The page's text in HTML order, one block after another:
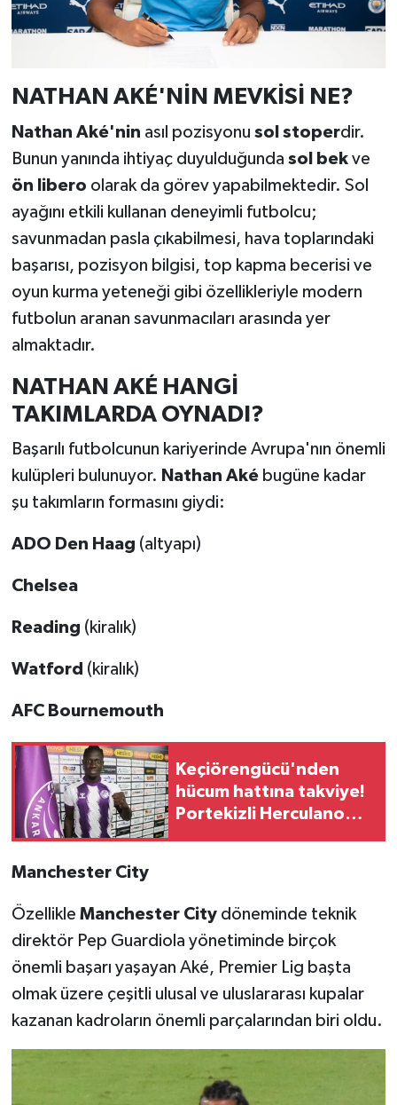
NATHAN AKÉ'NİN MEVKİSİ NE?
Nathan Aké'nin asıl pozisyonu sol stoperdir.
Bunun yanında ihtiyaç duyulduğunda sol bekve
ön libero olarak da görev yapabilmektedir. Sol
ayağını etkili kullanan deneyimli futbolcu;
savunmadan pasla çıkabilmesi, hava toplarındaki
başarısı, pozisyon bilgisi, top kapma becerisi ve
oyun kurma yeteneği gibi özellikleriyle modern
futbolun aranan savunmacıları arasında yer
almaktadır.
NATHAN AKÉ HANGİ
TAKIMLARDA OYNADI?
Başarılı futbolcunun kariyerinde Avrupa'nın önemli
kulüpleri bulunuyor. Nathan Akébugüne kadar
şu takımların formasını giydi:
ADO Den Haag (altyapı)
Chelsea
Reading (kiralık)
Watford (kiralık)
AFC Bournemouth
Keçiörengücü'nden
hücum hattına takviye!
Portekizli Herculano
Manchester City
Özellikle Manchester Citydöneminde teknik
direktör Pep Guardiola yönetiminde birçok
önemli başarı yaşayan Aké, Premier Lig başta
olmak üzere çeşitli ulusal ve uluslararası kupalar
kazanan kadroların önemli parçalarından biri oldu.